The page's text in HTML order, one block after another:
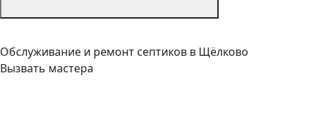
Обслуживание и ремонт септиков в Щёлково
Вызвать мастера